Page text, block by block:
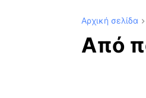
Αρχική σελίδα
Από